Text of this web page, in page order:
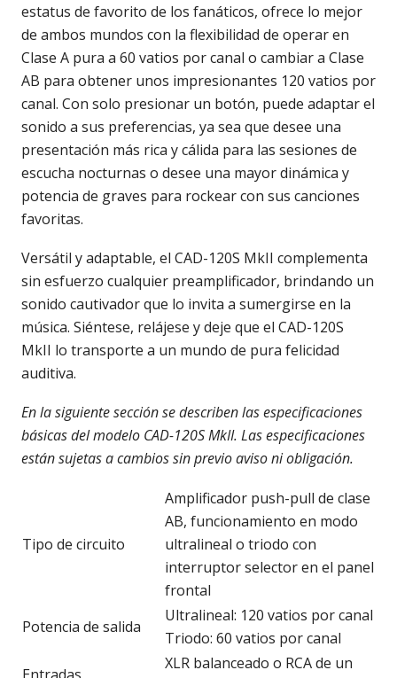
estatus de favorito de los fanáticos, ofrece lo mejor
de ambos mundos con la flexibilidad de operar en
Clase A pura a 60 vatios por canal o cambiar a Clase
AB para obtener unos impresionantes 120 vatios por
canal. Con solo presionar un botón, puede adaptar el
sonido a sus preferencias, ya sea que desee una
presentación más rica y cálida para las sesiones de
escucha nocturnas o desee una mayor dinámica y
potencia de graves para rockear con sus canciones
favoritas.
Versátil y adaptable, el CAD-120S MkII complementa
sin esfuerzo cualquier preamplificador, brindando un
sonido cautivador que lo invita a sumergirse en la
música. Siéntese, relájese y deje que el CAD-120S
MkII lo transporte a un mundo de pura felicidad
auditiva.
En la siguiente sección se describen las especificaciones
básicas del modelo CAD-120S MkII. Las especificaciones
están sujetas a cambios sin previo aviso ni obligación.
Tipo de circuito
Amplificador push-pull de clase
AB, funcionamiento en modo
ultralineal o triodo con
interruptor selector en el panel
frontal
Potencia de salida
Ultralineal: 120 vatios por canal
Triodo: 60 vatios por canal
XLR balanceado o RCA de un